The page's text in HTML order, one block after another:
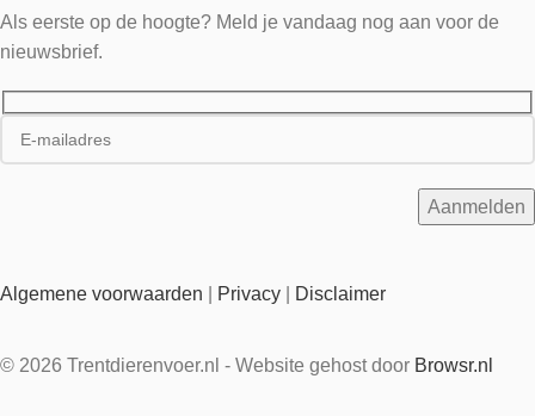
Als eerste op de hoogte? Meld je vandaag nog aan voor de
nieuwsbrief.
Algemene voorwaarden Privacy Disclaimer
© 2026 Trentdierenvoer.nl - Website gehost door Browsr.nl